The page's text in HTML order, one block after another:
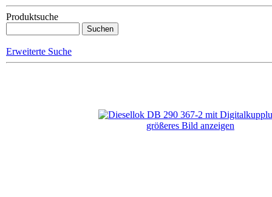
Produktsuche
Erweiterte Suche
größeres Bild anzeigen